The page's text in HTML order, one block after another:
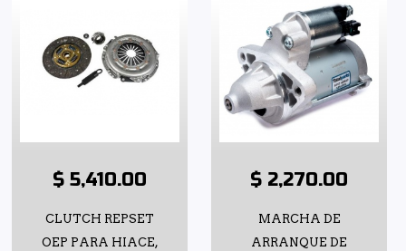
$ 5,410.00
CLUTCH REPSET
OEP PARA HIACE,
$ 2,270.00
MARCHA DE
ARRANQUE DE